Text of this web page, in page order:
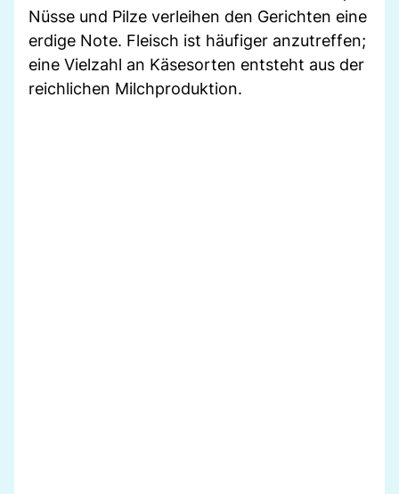
Nüsse und Pilze verleihen den Gerichten eine
erdige Note. Fleisch ist häufiger anzutreffen;
eine Vielzahl an Käsesorten entsteht aus der
reichlichen Milchproduktion.